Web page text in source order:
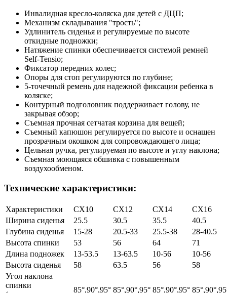
Инвалидная кресло-коляска для детей с ДЦП;
Механизм складывания "трость";
Удлинитель сиденья и регулируемые по высоте
откидные подножки;
Натяжение спинки обеспечивается системой ремней
Self-Tensio;
Фиксатор передних колес;
Опоры для стоп регулируются по глубине;
5-точечный ремень для надежной фиксации ребенка в
коляске;
Контурный подголовник поддерживает голову, не
закрывая обзор;
Съемная прочная сетчатая корзина для вещей;
Съемный капюшон регулируется по высоте и оснащен
прозрачным окошком для сопровождающего лица;
Цельная ручка, регулируемая по высоте и углу наклона;
Съемная моющаяся обшивка с повышенным
воздухообменом.
Технические характеристики:
Характеристики CX10 CX12 CX14
CX16
Ширина сиденья
25.5 30.5 35.5
40.5
Глубина сиденья
15-28 20.5-33 25.5-38
28-40.5
Высота спинки
53 56 64
71
Длина подножек
13-53.5 13-63.5 10-56
10-56
Высота сиденья
58 63.5 56
58
Угол наклона
спинки
85°,90°,95° 85°,90°,95° 85°,90°,95°